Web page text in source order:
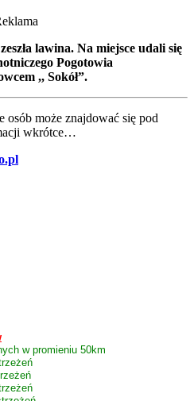
lawina. Na miejsce udali się
Pogotowia
,, Sokół”.
osób może znajdować się pod
wkrótce…
w promieniu 50km